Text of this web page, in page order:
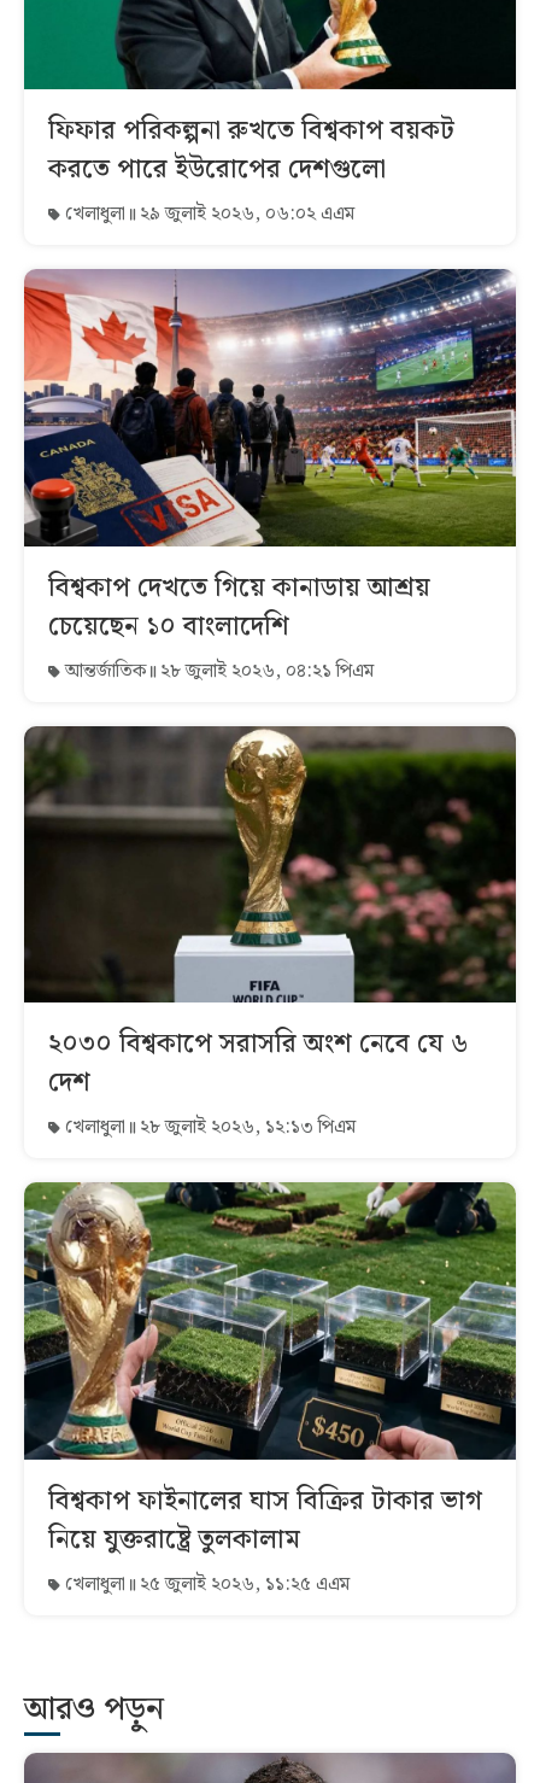
ফিফার পরিকল্পনা রুখতে বিশ্বকাপ বয়কট
করতে পারে ইউরোপের দেশগুলো
খেলাধুলা ২৯ জুলাই ২০২৬, ০৬:০২ এএম
বিশ্বকাপ দেখতে গিয়ে কানাডায় আশ্রয়
চেয়েছেন ১০ বাংলাদেশি
আন্তর্জাতিক ২৮ জুলাই ২০২৬, ০৪:২১ পিএম
২০৩০ বিশ্বকাপে সরাসরি অংশ নেবে যে ৬
দেশ
খেলাধুলা ২৮ জুলাই ২০২৬, ১২:১৩ পিএম
বিশ্বকাপ ফাইনালের ঘাস বিক্রির টাকার ভাগ
নিয়ে যুক্তরাষ্ট্রে তুলকালাম
খেলাধুলা ২৫ জুলাই ২০২৬, ১১:২৫ এএম
আরও পড়ুন